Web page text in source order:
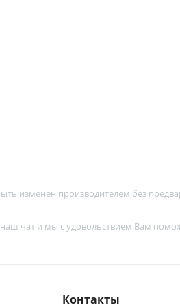
изменён производителем без
наш чат и мы с удовольствием Вам
Контакты